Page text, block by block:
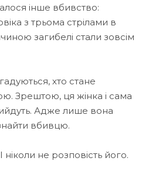
інше вбивство:
з трьома стрілами в
загибелі стали зовсім
хто стане
Зрештою, ця жінка і сама
Адже лише вона
вбивцю.
ніколи не розповість його.